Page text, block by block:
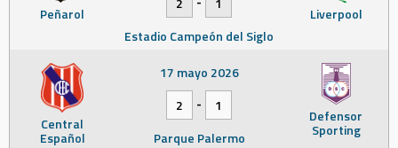
Peñarol Liverpool
Estadio Campeón del Siglo
Central
Español
Defensor
Sporting
17 mayo 2026
2
-
1
Parque Palermo